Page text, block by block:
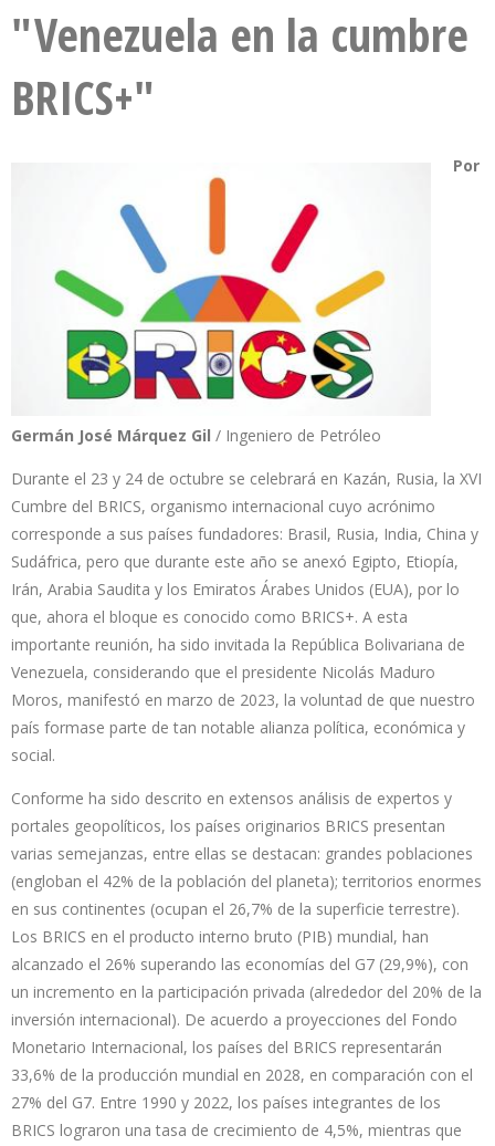
"Venezuela en la cumbre
BRICS+"
Por
Germán José Márquez Gil / Ingeniero de Petróleo
Durante el 23 y 24 de octubre se celebrará en Kazán, Rusia, la XVI
Cumbre del BRICS, organismo internacional cuyo acrónimo
corresponde a sus países fundadores: Brasil, Rusia, India, China y
Sudáfrica, pero que durante este año se anexó Egipto, Etiopía,
Irán, Arabia Saudita y los Emiratos Árabes Unidos (EUA), por lo
que, ahora el bloque es conocido como BRICS+. A esta
importante reunión, ha sido invitada la República Bolivariana de
Venezuela, considerando que el presidente Nicolás Maduro
Moros, manifestó en marzo de 2023, la voluntad de que nuestro
país formase parte de tan notable alianza política, económica y
social.
Conforme ha sido descrito en extensos análisis de expertos y
portales geopolíticos, los países originarios BRICS presentan
varias semejanzas, entre ellas se destacan: grandes poblaciones
(engloban el 42% de la población del planeta); territorios enormes
en sus continentes (ocupan el 26,7% de la superficie terrestre).
Los BRICS en el producto interno bruto (PIB) mundial, han
alcanzado el 26% superando las economías del G7 (29,9%), con
un incremento en la participación privada (alrededor del 20% de la
inversión internacional). De acuerdo a proyecciones del Fondo
Monetario Internacional, los países del BRICS representarán
33,6% de la producción mundial en 2028, en comparación con el
27% del G7. Entre 1990 y 2022, los países integrantes de los
BRICS lograron una tasa de crecimiento de 4,5%, mientras que